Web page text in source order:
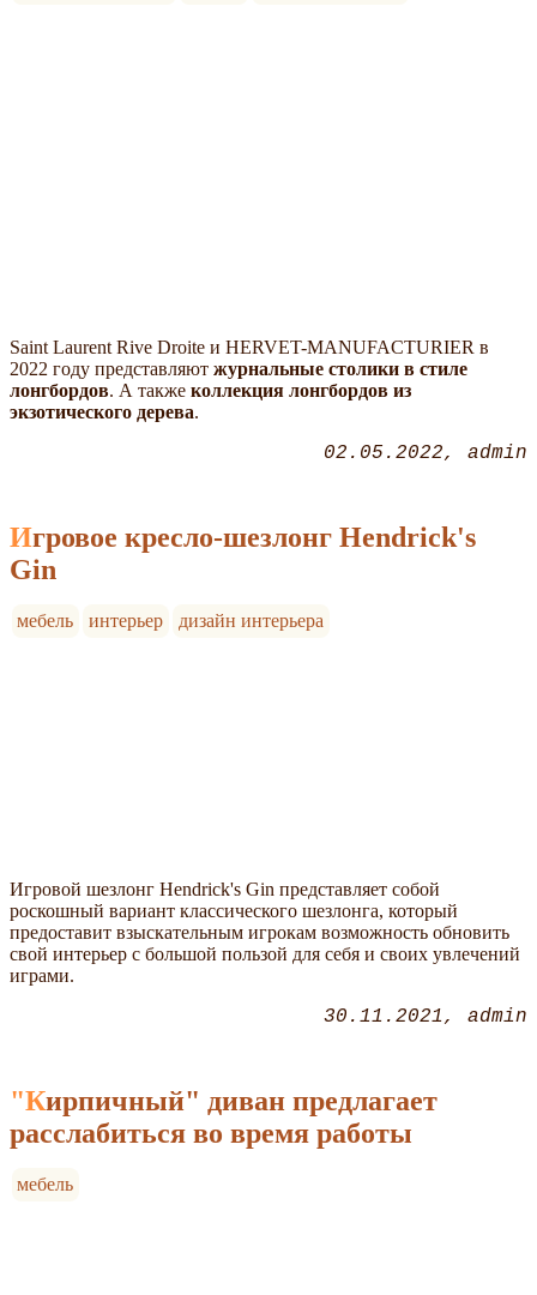
Saint Laurent Rive Droite и HERVET-MANUFACTURIER в
2022 году представляют журнальные столики в стиле
лонгбордов. А также коллекция лонгбордов из
экзотического дерева.
02.05.2022 admin
Игровое кресло-шезлонг Hendrick's
Gin
мебель интерьер дизайн интерьера
Игровой шезлонг Hendrick's Gin представляет собой
роскошный вариант классического шезлонга, который
предоставит взыскательным игрокам возможность обновить
свой интерьер с большой пользой для себя и своих увлечений
играми.
30.11.2021 admin
"Кирпичный" диван предлагает
расслабиться во время работы
мебель